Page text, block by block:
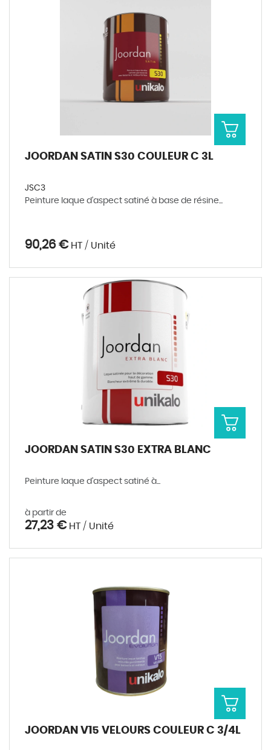
JOORDAN SATIN S30 COULEUR C 3L
JSC3
Peinture laque d'aspect satiné à base de résine...
90,26 €HT / Unité
JOORDAN SATIN S30 EXTRA BLANC
Peinture laque d'aspect satiné à...
à partir de
27,23 €HT / Unité
JOORDAN V15 VELOURS COULEUR C 3/4L